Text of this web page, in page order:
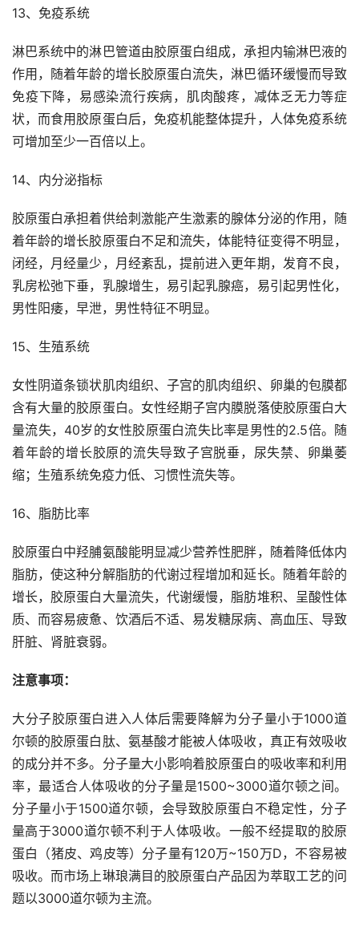
13、免疫系统
淋巴系统中的淋巴管道由胶原蛋白组成，承担内输淋巴液的
作用，随着年龄的增长胶原蛋白流失，淋巴循环缓慢而导致
免疫下降，易感染流行疾病，肌肉酸疼，减体乏无力等症
状，而食用胶原蛋白后，免疫机能整体提升，人体免疫系统
可增加至少一百倍以上。
14、内分泌指标
胶原蛋白承担着供给刺激能产生激素的腺体分泌的作用，随
着年龄的增长胶原蛋白不足和流失，体能特征变得不明显，
闭经，月经量少，月经紊乱，提前进入更年期，发育不良，
乳房松弛下垂，乳腺增生，易引起乳腺癌，易引起男性化，
男性阳痿，早泄，男性特征不明显。
15、生殖系统
女性阴道条锁状肌肉组织、子宫的肌肉组织、卵巢的包膜都
含有大量的胶原蛋白。女性经期子宫内膜脱落使胶原蛋白大
量流失，40岁的女性胶原蛋白流失比率是男性的2.5倍。随
着年龄的增长胶原的流失导致子宫脱垂，尿失禁、卵巢萎
缩；生殖系统免疫力低、习惯性流失等。
16、脂肪比率
胶原蛋白中羟脯氨酸能明显减少营养性肥胖，随着降低体内
脂肪，使这种分解脂肪的代谢过程增加和延长。随着年龄的
增长，胶原蛋白大量流失，代谢缓慢，脂肪堆积、呈酸性体
质、而容易疲惫、饮酒后不适、易发糖尿病、高血压、导致
肝脏、肾脏衰弱。
注意事项：
大分子胶原蛋白进入人体后需要降解为分子量小于1000道
尔顿的胶原蛋白肽、氨基酸才能被人体吸收，真正有效吸收
的成分并不多。分子量大小影响着胶原蛋白的吸收率和利用
率，最适合人体吸收的分子量是1500~3000道尔顿之间。
分子量小于1500道尔顿，会导致胶原蛋白不稳定性，分子
量高于3000道尔顿不利于人体吸收。一般不经提取的胶原
蛋白（猪皮、鸡皮等）分子量有120万~150万D，不容易被
吸收。而市场上琳琅满目的胶原蛋白产品因为萃取工艺的问
题以3000道尔顿为主流。